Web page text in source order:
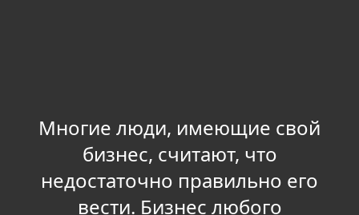
Многие люди, имеющие свой
бизнес, считают, что
недостаточно правильно его
вести. Бизнес любого